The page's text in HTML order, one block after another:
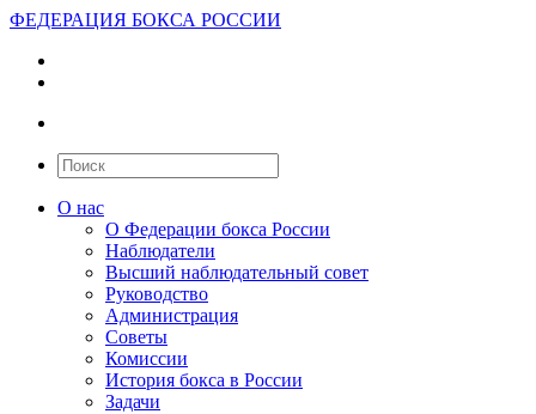
ФЕДЕРАЦИЯ БОКСА РОССИИ
О нас
О Федерации бокса России
Наблюдатели
Высший наблюдательный совет
Руководство
Администрация
Советы
Комиссии
История бокса в России
Задачи